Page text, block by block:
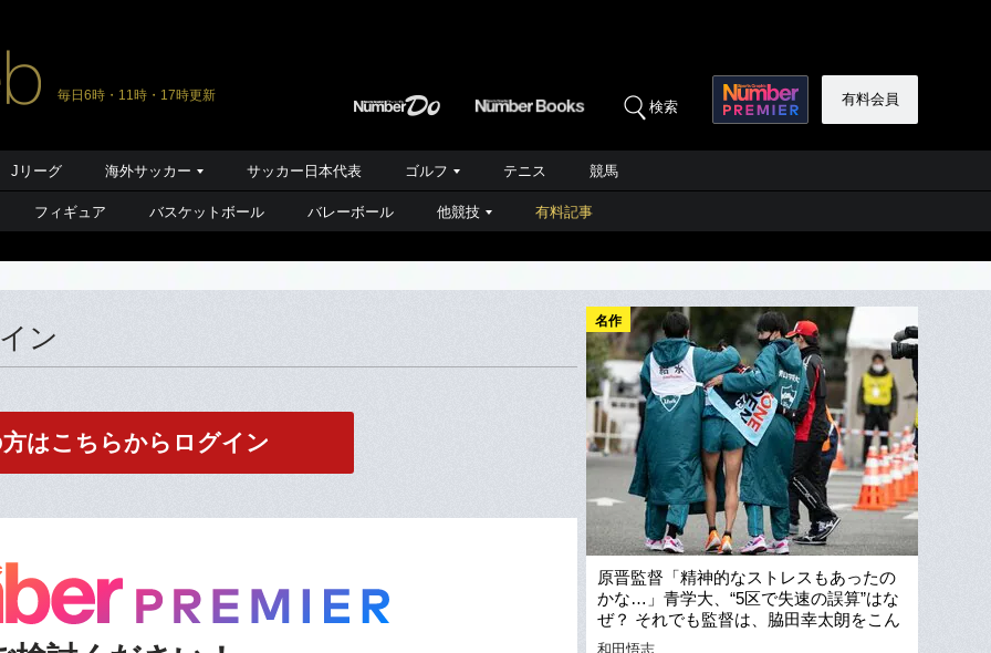
毎日6時・11時・17時更新
検索 有料会員
Jリーグ 海外サッカー サッカー日本代表 ゴルフ テニス 競馬
フィギュア バスケットボール バレーボール 他競技 有料記事
ン
はこちらからログイン
名作
原晋監督「精神的なストレスもあったの
かな…」青学大、“5区で失速の誤算”はな
ぜ？ それでも監督は、脇田幸太朗をこん
な言葉でかばった
和田悟志